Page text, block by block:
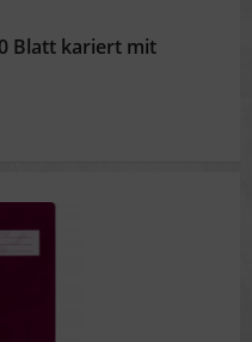
Blatt kariert mit